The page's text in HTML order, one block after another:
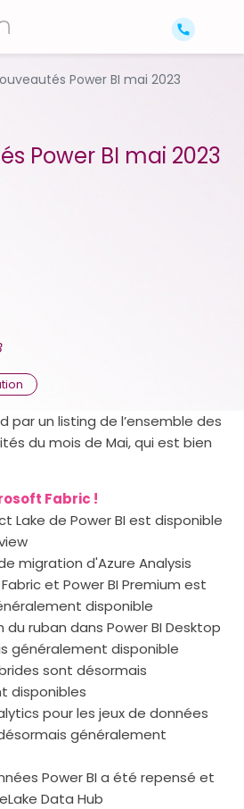
Power BI mai 2023
Power BI mai 2023
par un listing de l’ensemble des
du mois de Mai, qui est bien
Fabric !
Lake de Power BI est disponible
migration d'Azure Analysis
et Power BI Premium est
disponible
ruban dans Power BI Desktop
généralement disponible
sont désormais
disponibles
pour les jeux de données
généralement
Power BI a été repensé et
Data Hub